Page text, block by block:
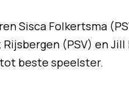
Sisca Folkertsma
Rijsbergen (PSV) en
beste speelster.